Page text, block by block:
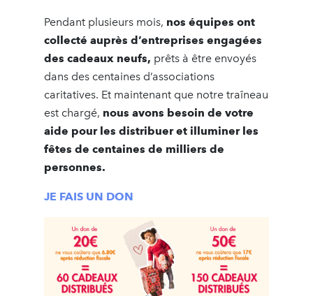
Pendant plusieurs mois, nos équipes ont
collecté auprès d’entreprises engagées
des cadeaux neufs, prêts à être envoyés
dans des centaines d’associations
caritatives. Et maintenant que notre traîneau
est chargé, nous avons besoin de votre
aide pour les distribuer et illuminer les
fêtes de centaines de milliers de
personnes.
JE FAIS UN DON